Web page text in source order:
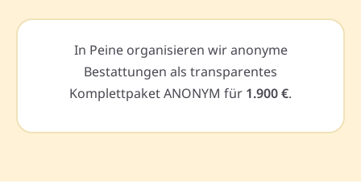
In Peine organisieren wir anonyme
Bestattungen als transparentes
Komplettpaket ANONYM für 1.900 €.